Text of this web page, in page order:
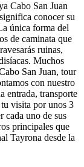
Cabo San Juan
conocer su
única forma del
de caminata que
ruinas,
Muchos
San Juan, tour
con nuestro
entrada, transporte
visita por unos 3
cada uno de sus
principales que
Tayrona desde la